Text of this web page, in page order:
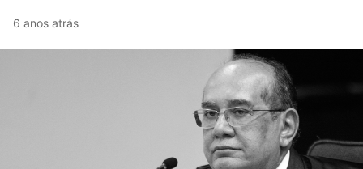
6 anos atrás